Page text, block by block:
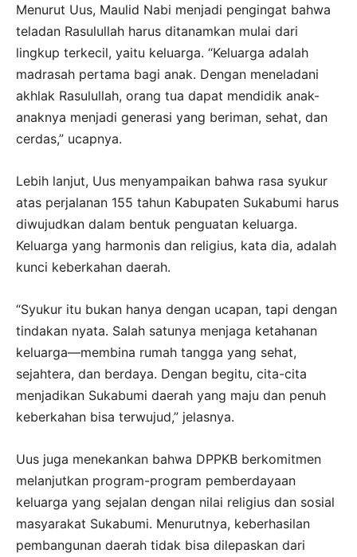
Menurut Uus, Maulid Nabi menjadi pengingat bahwa
teladan Rasulullah harus ditanamkan mulai dari
lingkup terkecil, yaitu keluarga. “Keluarga adalah
madrasah pertama bagi anak. Dengan meneladani
akhlak Rasulullah, orang tua dapat mendidik anak-
anaknya menjadi generasi yang beriman, sehat, dan
cerdas,” ucapnya.
Lebih lanjut, Uus menyampaikan bahwa rasa syukur
atas perjalanan 155 tahun Kabupaten Sukabumi harus
diwujudkan dalam bentuk penguatan keluarga.
Keluarga yang harmonis dan religius, kata dia, adalah
kunci keberkahan daerah.
“Syukur itu bukan hanya dengan ucapan, tapi dengan
tindakan nyata. Salah satunya menjaga ketahanan
keluarga—membina rumah tangga yang sehat,
sejahtera, dan berdaya. Dengan begitu, cita-cita
menjadikan Sukabumi daerah yang maju dan penuh
keberkahan bisa terwujud,” jelasnya.
Uus juga menekankan bahwa DPPKB berkomitmen
melanjutkan program-program pemberdayaan
keluarga yang sejalan dengan nilai religius dan sosial
masyarakat Sukabumi. Menurutnya, keberhasilan
pembangunan daerah tidak bisa dilepaskan dari